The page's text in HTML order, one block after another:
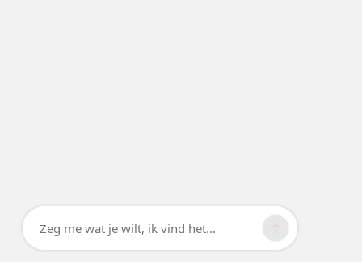
Zeg me wat je wilt, ik vind het...